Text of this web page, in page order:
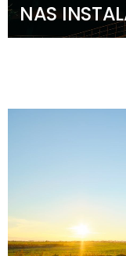
NAS
acrescentar valor